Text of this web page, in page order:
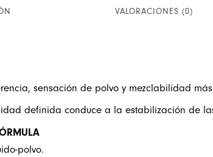
VALORACIONES (0)
sensación de polvo y mezclabilidad más
definida conduce a la estabilización de
polvo.